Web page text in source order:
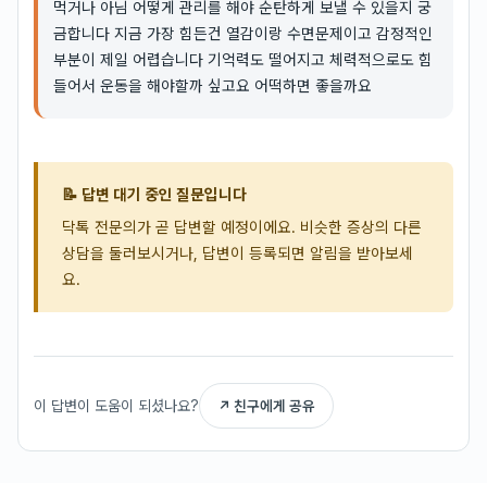
먹거나 아님 어떻게 관리를 해야 순탄하게 보낼 수 있을지 궁
금합니다 지금 가장 힘든건 열감이랑 수면문제이고 감정적인
부분이 제일 어렵습니다 기억력도 떨어지고 체력적으로도 힘
들어서 운동을 해야할까 싶고요 어떡하면 좋을까요
📝 답변 대기 중인 질문입니다
닥톡 전문의가 곧 답변할 예정이에요. 비슷한 증상의 다른
상담을 둘러보시거나, 답변이 등록되면 알림을 받아보세
요.
이 답변이 도움이 되셨나요? ↗ 친구에게 공유